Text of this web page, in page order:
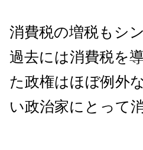
消費税の増税もシ
過去には消費税を
た政権はほぼ例外
い政治家にとって